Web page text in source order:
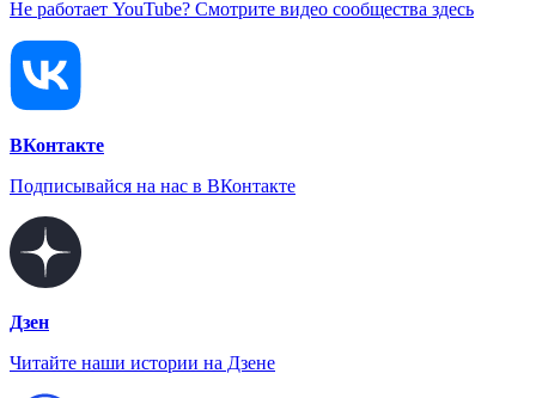
Не работает YouTube? Смотрите видео сообщества здесь
ВКонтакте
Подписывайся на нас в ВКонтакте
Дзен
Читайте наши истории на Дзене